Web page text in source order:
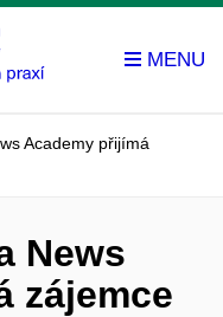
Academy přijímá
News
zájemce